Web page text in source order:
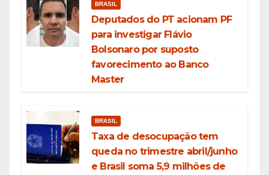
BRASIL
Deputados do PT acionam PF
para investigar Flávio
Bolsonaro por suposto
favorecimento ao Banco
Master
BRASIL
Taxa de desocupação tem
queda no trimestre abril/junho
e Brasil soma 5,9 milhões de